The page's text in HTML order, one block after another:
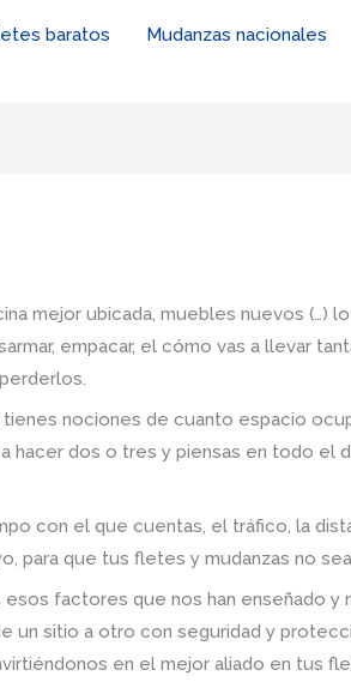
baratos Mudanzas nacionales
mejor ubicada, muebles nuevos (…)
empacar, el cómo vas a llevar
nociones de cuanto espacio
dos o tres y piensas en todo el
con el que cuentas, el tráfico, la
que tus fletes y mudanzas no
factores que nos han enseñado y
un sitio a otro con seguridad y
en el mejor aliado en tus